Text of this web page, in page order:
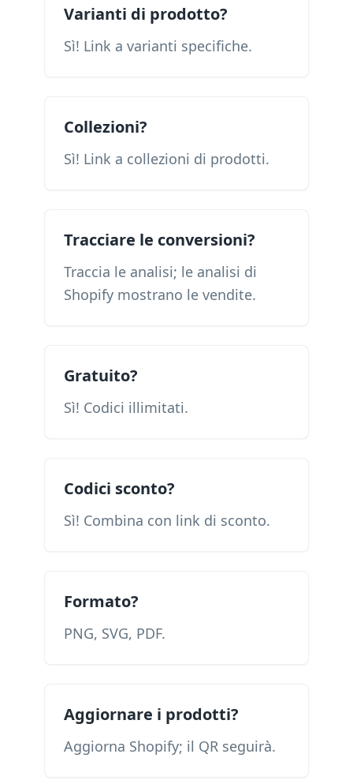
Varianti di prodotto?
Sì! Link a varianti specifiche.
Collezioni?
Sì! Link a collezioni di prodotti.
Tracciare le conversioni?
Traccia le analisi; le analisi di
Shopify mostrano le vendite.
Gratuito?
Sì! Codici illimitati.
Codici sconto?
Sì! Combina con link di sconto.
Formato?
PNG, SVG, PDF.
Aggiornare i prodotti?
Aggiorna Shopify; il QR seguirà.